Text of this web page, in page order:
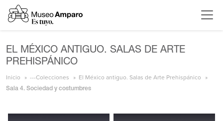
EL MÉXICO ANTIGUO. SALAS DE ARTE
PREHISPÁNICO
Inicio ---Colecciones El México antiguo. Salas de Arte Prehispánico
Sala 4. Sociedad y costumbres